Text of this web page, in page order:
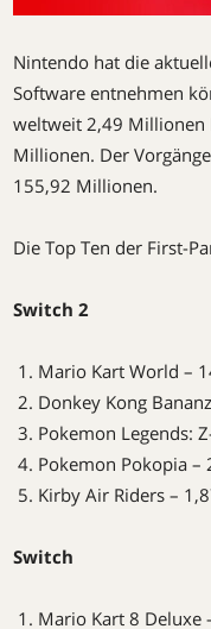
Nintendo hat die
Software entnehmen
weltweit 2,49 Millionen
Millionen. Der
155,92 Millionen.
Die Top Ten der First-
Switch 2
Mario Kart World –
Donkey Kong
Pokemon Legends:
Pokemon Pokopia
Kirby Air Riders –
Switch
Mario Kart 8 Deluxe